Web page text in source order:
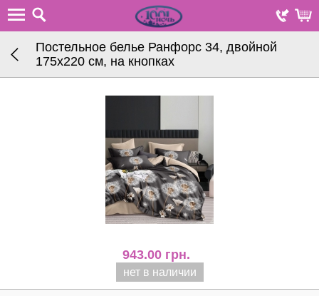
Постельное белье Ранфорс 34, двойной
175х220 см, на кнопках
943.00 грн.
нет в наличии